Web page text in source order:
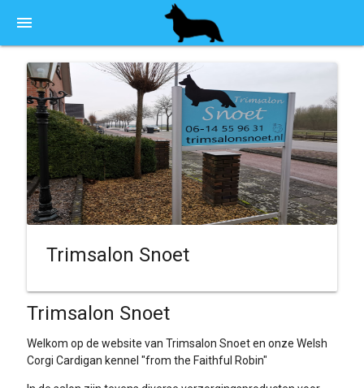
menu
Trimsalon Snoet
Trimsalon Snoet
Welkom op de website van Trimsalon Snoet en onze Welsh
Corgi Cardigan kennel "from the Faithful Robin"